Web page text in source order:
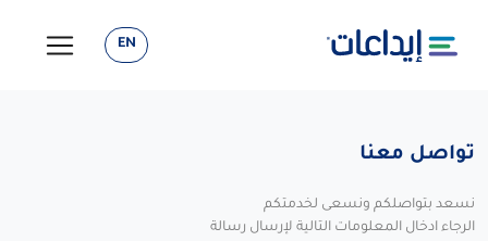
EN
تواصل معنا
نسعد بتواصلكم ونسعى لخدمتكم
الرجاء ادخال المعلومات التالية لإرسال رسالة